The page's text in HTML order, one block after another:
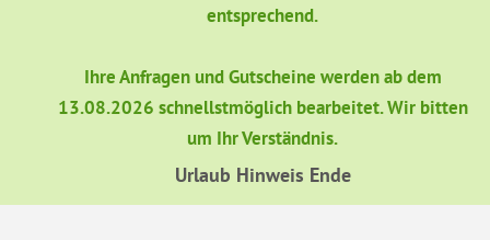
entsprechend.
Ihre Anfragen und Gutscheine werden ab dem
13.08.2026 schnellstmöglich bearbeitet. Wir bitten
um Ihr Verständnis.
Urlaub Hinweis Ende